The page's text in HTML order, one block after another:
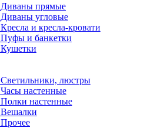
Диваны прямые
Диваны угловые
Кресла и кресла-кровати
Пуфы и банкетки
Кушетки
Светильники, люстры
Часы настенные
Полки настенные
Вешалки
Прочее